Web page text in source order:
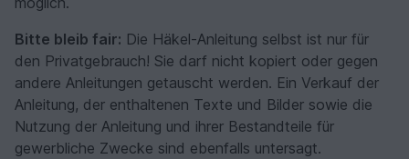
Bitte bleib fair: Die Häkel-Anleitung selbst ist nur für
den Privatgebrauch! Sie darf nicht kopiert oder gegen
andere Anleitungen getauscht werden. Ein Verkauf der
Anleitung, der enthaltenen Texte und Bilder sowie die
Nutzung der Anleitung und ihrer Bestandteile für
gewerbliche Zwecke sind ebenfalls untersagt.